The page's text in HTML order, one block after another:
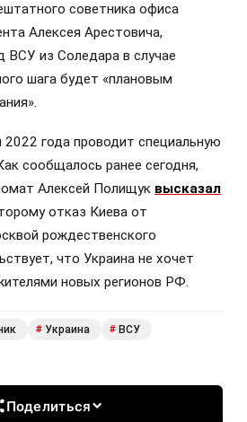
советника офиса
Алексея Арестовича,
ВСУ из Соледара в случае
шага будет «плановым
2022 года проводит специальную
сообщалось ранее сегодня,
Алексей Полищук высказал
отказ Киева от
рождественского
что Украина не хочет
новых регионов РФ.
# Украина # ВСУ
Поделиться